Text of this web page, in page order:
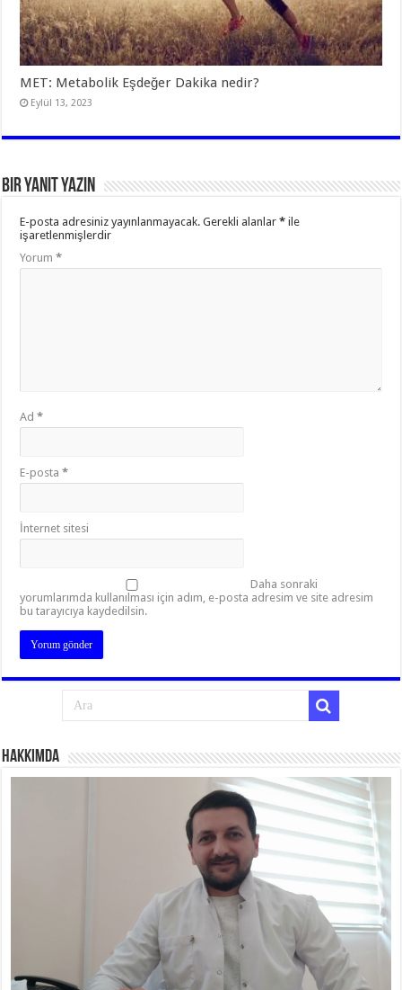
MET: Metabolik Eşdeğer Dakika nedir?
Eylül 13, 2023
Bir yanıt yazın
E-posta adresiniz yayınlanmayacak. Gerekli alanlar* ile
işaretlenmişlerdir
Yorum*
Ad*
E-posta*
İnternet sitesi
Daha sonraki
yorumlarımda kullanılması için adım, e-posta adresim ve site adresim
bu tarayıcıya kaydedilsin.
Hakkımda